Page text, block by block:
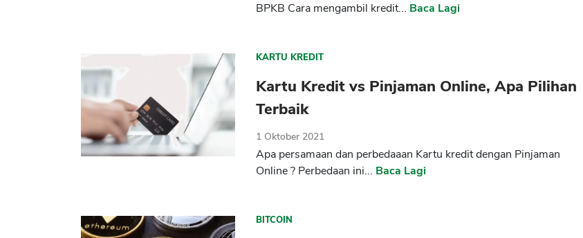
BPKB Cara mengambil kredit... Baca Lagi
KARTU KREDIT
Kartu Kredit vs Pinjaman Online, Apa Pilihan
Terbaik
1 Oktober 2021
Apa persamaan dan perbedaaan Kartu kredit dengan Pinjaman
Online ? Perbedaan ini... Baca Lagi
BITCOIN